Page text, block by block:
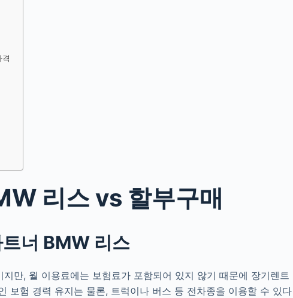
리스 vs 할부구매
너 BMW 리스
만, 월 이용료에는 보험료가 포함되어 있지 않기 때문에 장기렌트
보험 경력 유지는 물론, 트럭이나 버스 등 전차종을 이용할 수 있다